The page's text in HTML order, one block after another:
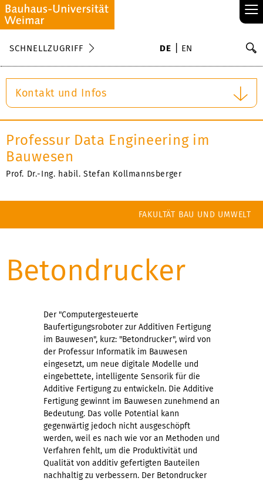
≡
SCHNELLZUGRIFF DE EN
Kontakt und Infos
Professur Data Engineering im
Bauwesen
Prof. Dr.-Ing. habil. Stefan Kollmannsberger
FAKULTÄT BAU UND UMWELT
Betondrucker
Der "Computergesteuerte
Baufertigungsroboter zur Additiven Fertigung
im Bauwesen", kurz: "Betondrucker", wird von
der Professur Informatik im Bauwesen
eingesetzt, um neue digitale Modelle und
eingebettete, intelligente Sensorik für die
Additive Fertigung zu entwickeln. Die Additive
Fertigung gewinnt im Bauwesen zunehmend an
Bedeutung. Das volle Potential kann
gegenwärtig jedoch nicht ausgeschöpft
werden, weil es nach wie vor an Methoden und
Verfahren fehlt, um die Produktivität und
Qualität von additiv gefertigten Bauteilen
nachhaltig zu verbessern. Der Betondrucker